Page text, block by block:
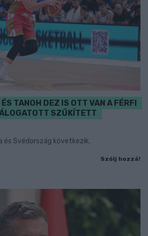
TANOH DEZ IS OTT VAN A FÉRFI
SZŰKÍTETT
és Svédország következik.
Szólj hozzá!